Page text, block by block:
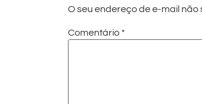
O seu endereço de e-mail não
Comentário *